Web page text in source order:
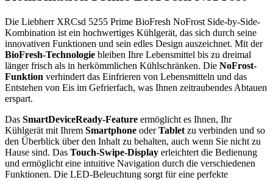
Die Liebherr XRCsd 5255 Prime BioFresh NoFrost Side-by-Side-
Kombination ist ein hochwertiges Kühlgerät, das sich durch seine
innovativen Funktionen und sein edles Design auszeichnet. Mit der
BioFresh-Technologie bleiben Ihre Lebensmittel bis zu dreimal
länger frisch als in herkömmlichen Kühlschränken. Die NoFrost-
Funktion verhindert das Einfrieren von Lebensmitteln und das
Entstehen von Eis im Gefrierfach, was Ihnen zeitraubendes Abtauen
erspart.
Das SmartDeviceReady-Feature ermöglicht es Ihnen, Ihr
Kühlgerät mit Ihrem Smartphone oderTablet zu verbinden und so
den Überblick über den Inhalt zu behalten, auch wenn Sie nicht zu
Hause sind. Das Touch-Swipe-Display erleichtert die Bedienung
und ermöglicht eine intuitive Navigation durch die verschiedenen
Funktionen. Die LED-Beleuchtung sorgt für eine perfekte